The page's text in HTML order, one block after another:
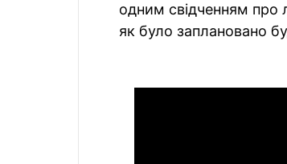
одним свідченням про
як було заплановано